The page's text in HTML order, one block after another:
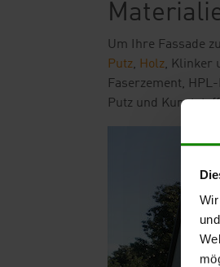
Um Ihre Fassade
Putz, Holz, Klinker
Faserzement,
Putz und